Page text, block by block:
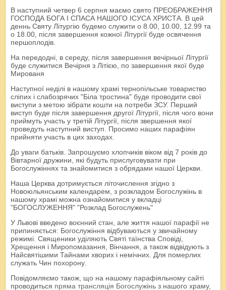
В наступний четвер 6 серпня маємо свято ПРЕОБРАЖЕННЯ
ГОСПОДА БОГА І СПАСА НАШОГО ІСУСА ХРИСТА. В цей
деннь Святу Літургію будемо служити о 8.00, 10.00, 12.99 та
о 18.00, після завершення кожної Літургії буде освячення
першоплодів.
На передодні, в середу, після завершення вечірньої Літургії
буде служитися Вечірня з Літією, по завершення якої буде
Мированя
Наступної неділі в нашому храмі тернопільське товариство
сліпих і слабозрячих "Біла тростина" буде проводити свої
виступи з метою зібрати кошти на потреби ЗСУ. Перший
виступ буде після завершення другої Літургії, після чого вони
приймуть участь у третій Літургії, після звершення якої
проведуть наступний виступ. Просимо наших парафіян
прийняти участь в цих заходах.
До уваги батьків. Запрошуємо хлопчиків віком від 7 років до
Вівтарної дружини, які будуть прислуговувати при
Богослужіннях та знайомитися з обрядами нашої Церкви.
Наша Церква дотримується літочислення згідно з
Новоюльянським календарем, з розкладом Богослужінь в
нашому храмі можна ознайомитися у вкладці
"БОГОСЛУЖЕННЯ" "Розклад Богослужень"
У Львові введено воєнний стан, але життя нашої парафії не
припиняється: Богослужіння відбуваються у звичайному
режимі. Священики уділяють Святі таїнства Сповіді,
Хрещення і Миропомазання, Вінчання, а також відвідують з
Найсвятішими Тайнами хворих і немічних. Для померлих
служать Чин похорону.
Повідомляємо також, що на нашому парафіяльному сайті
проводиться пряма трансляція Богослужінь з нашого храму,